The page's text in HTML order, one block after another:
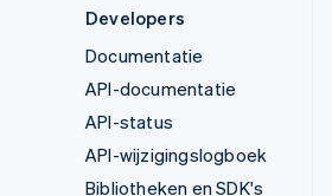
Developers
Documentatie
API-documentatie
API-status
API-wijzigingslogboek
Bibliotheken en SDK's